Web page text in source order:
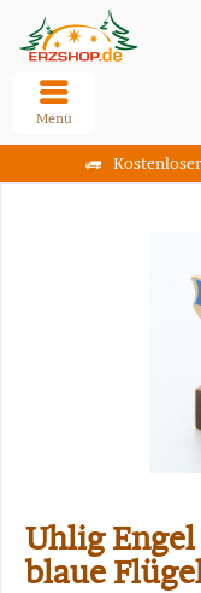
Menü
Uhlig
blaue